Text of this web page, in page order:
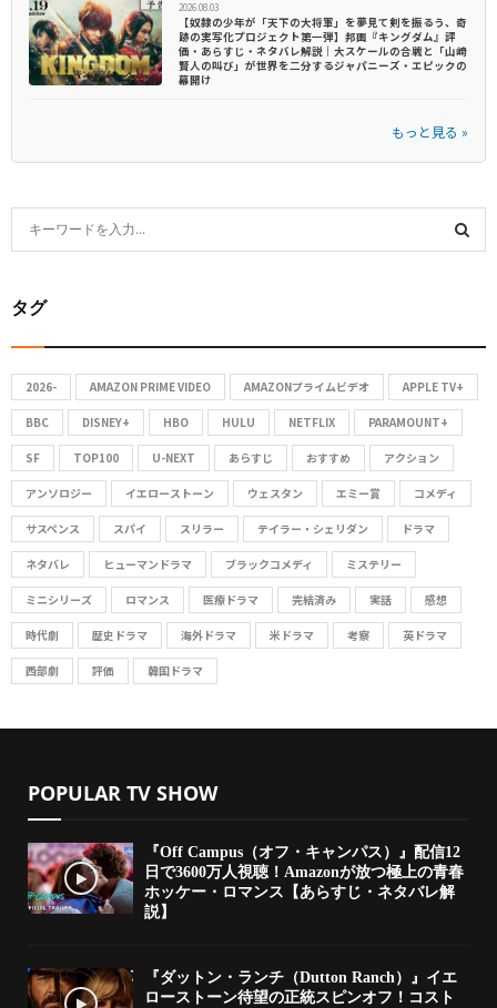
2026.08.03
【奴隷の少年が「天下の大将軍」を夢見て剣を振るう、奇
跡の実写化プロジェクト第一弾】邦画『キングダム』評
価・あらすじ・ネタバレ解説｜大スケールの合戦と「山﨑
賢人の叫び」が世界を二分するジャパニーズ・エピックの
幕開け
もっと見る »
e
r
f
r
:
R
タグ
2026- AMAZON PRIME VIDEO AMAZONプライムビデオ APPLE TV+
BBC DISNEY+ HBO HULU NETFLIX PARAMOUNT+
SF TOP100 U-NEXT あらすじ おすすめ アクション
アンソロジー イエローストーン ウェスタン エミー賞 コメディ
サスペンス スパイ スリラー テイラー・シェリダン ドラマ
ネタバレ ヒューマンドラマ ブラックコメディ ミステリー
ミニシリーズ ロマンス 医療ドラマ 完結済み 実話 感想
時代劇 歴史ドラマ 海外ドラマ 米ドラマ 考察 英ドラマ
西部劇 評価 韓国ドラマ
POPULAR TV SHOW
『Off Campus（オフ・キャンパス）』配信12
日で3600万人視聴！Amazonが放つ極上の青春
ホッケー・ロマンス【あらすじ・ネタバレ解
説】
『ダットン・ランチ（Dutton Ranch）』イエ
ローストーン待望の正統スピンオフ！コスト